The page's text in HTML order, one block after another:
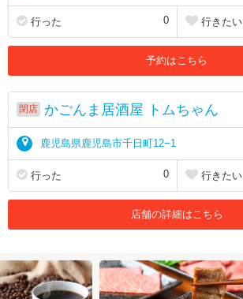
行った 0 行きたい
予約はこちら
閉店 かごんま居酒屋 トムちゃん
鹿児島県鹿児島市千日町12−1
行った 0 行きたい
店舗の詳細はこちら